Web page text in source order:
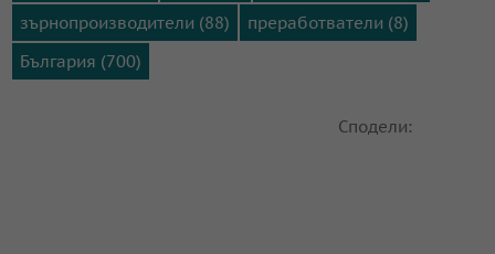
зърнопроизводители (88)
преработватели (8)
България (700)
Сподели: